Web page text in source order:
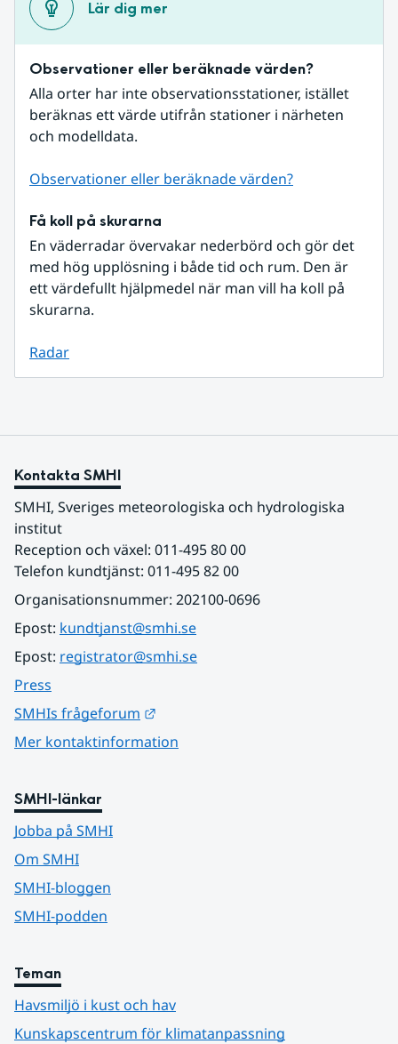
Lär dig mer
Observationer eller beräknade värden?
Alla orter har inte observationsstationer, istället
beräknas ett värde utifrån stationer i närheten
och modelldata.
Observationer eller beräknade värden?
Få koll på skurarna
En väderradar övervakar nederbörd och gör det
med hög upplösning i både tid och rum. Den är
ett värdefullt hjälpmedel när man vill ha koll på
skurarna.
Radar
Kontakta SMHI
SMHI, Sveriges meteorologiska och hydrologiska
institut
Reception och växel: 011-495 80 00
Telefon kundtjänst: 011-495 82 00
Organisationsnummer: 202100-0696
Epost: kundtjanst@smhi.se
Epost: registrator@smhi.se
Press
SMHIs frågeforum
Mer kontaktinformation
SMHI-länkar
Jobba på SMHI
Om SMHI
SMHI-bloggen
SMHI-podden
Teman
Havsmiljö i kust och hav
Kunskapscentrum för klimatanpassning